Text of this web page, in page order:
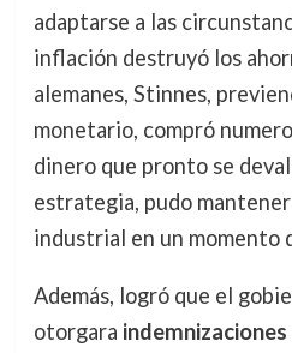
adaptarse a las
inflación destruyó los
alemanes, Stinnes,
monetario, compró
dinero que pronto se
estrategia, pudo
industrial en un momento
Además, logró que el
otorgara